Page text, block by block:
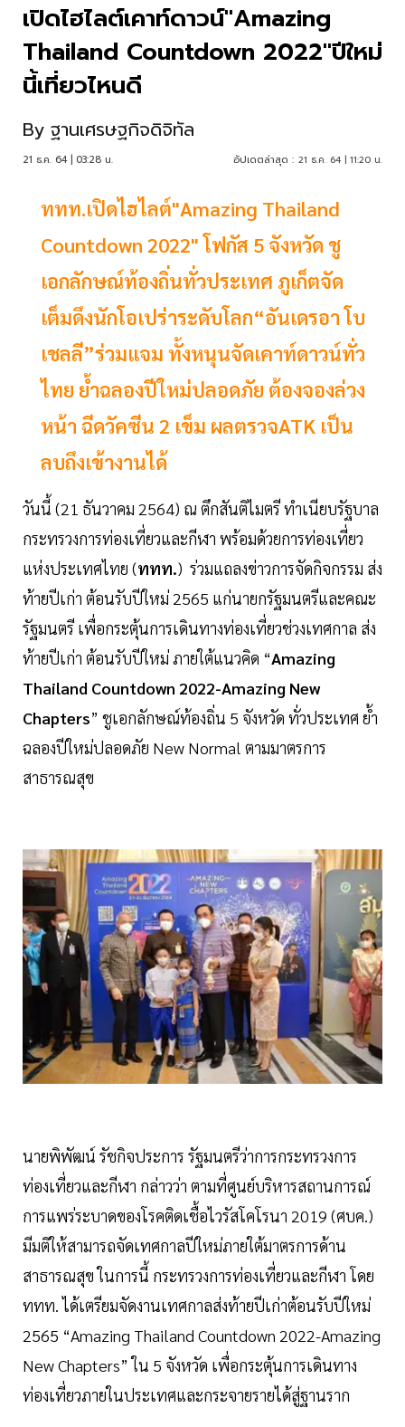
เปิดไฮไลต์เคาท์ดาวน์"Amazing
Thailand Countdown 2022"ปีใหม่
นี้เที่ยวไหนดี
By ฐานเศรษฐกิจดิจิทัล
21 ธ.ค. 64 | 03:28 น. อัปเดตล่าสุด : 21 ธ.ค. 64 | 11:20 น.
ททท.เปิดไฮไลต์"Amazing Thailand
Countdown 2022" โฟกัส 5 จังหวัด ชู
เอกลักษณ์ท้องถิ่นทั่วประเทศ ภูเก็ตจัด
เต็มดึงนักโอเปร่าระดับโลก“อันเดรอา โบ
เชลลี”ร่วมแจม ทั้งหนุนจัดเคาท์ดาวน์ทั่ว
ไทย ย้ำฉลองปีใหม่ปลอดภัย ต้องจองล่วง
หน้า ฉีดวัคซีน 2 เข็ม ผลตรวจATK เป็น
ลบถึงเข้างานได้
วันนี้ (21 ธันวาคม 2564) ณ ตึกสันติไมตรี ทำเนียบรัฐบาล
กระทรวงการท่องเที่ยวและกีฬา พร้อมด้วยการท่องเที่ยว
แห่งประเทศไทย (ททท.) ร่วมแถลงข่าวการจัดกิจกรรม ส่ง
ท้ายปีเก่า ต้อนรับปีใหม่ 2565 แก่นายกรัฐมนตรีและคณะ
รัฐมนตรี เพื่อกระตุ้นการเดินทางท่องเที่ยวช่วงเทศกาล ส่ง
ท้ายปีเก่า ต้อนรับปีใหม่ ภายใต้แนวคิด “Amazing
Thailand Countdown 2022-Amazing New
Chapters” ชูเอกลักษณ์ท้องถิ่น 5 จังหวัด ทั่วประเทศ ย้ำ
ฉลองปีใหม่ปลอดภัย New Normal ตามมาตรการ
สาธารณสุข
นายพิพัฒน์ รัชกิจประการ รัฐมนตรีว่าการกระทรวงการ
ท่องเที่ยวและกีฬา กล่าวว่า ตามที่ศูนย์บริหารสถานการณ์
การแพร่ระบาดของโรคติดเชื้อไวรัสโคโรนา 2019 (ศบค.)
มีมติให้สามารถจัดเทศกาลปีใหม่ภายใต้มาตรการด้าน
สาธารณสุข ในการนี้ กระทรวงการท่องเที่ยวและกีฬา โดย
ททท. ได้เตรียมจัดงานเทศกาลส่งท้ายปีเก่าต้อนรับปีใหม่
2565 “Amazing Thailand Countdown 2022-Amazing
New Chapters” ใน 5 จังหวัด เพื่อกระตุ้นการเดินทาง
ท่องเที่ยวภายในประเทศและกระจายรายได้สู่ฐานราก